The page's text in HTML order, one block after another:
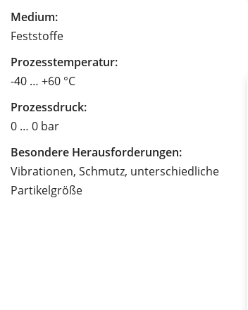
Medium:
Feststoffe
Prozesstemperatur:
-40 … +60 °C
Prozessdruck:
0 … 0 bar
Besondere Herausforderungen:
Vibrationen, Schmutz, unterschiedliche
Partikelgröße